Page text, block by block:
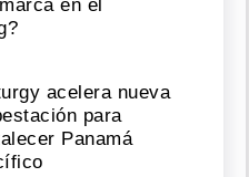
en el
acelera nueva
para
Panamá